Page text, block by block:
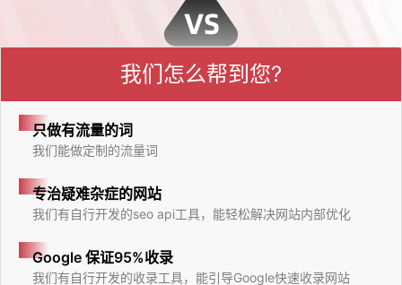
我们怎么帮到您?
只做有流量的词
我们能做定制的流量词
专治疑难杂症的网站
我们有自行开发的seo api工具，能轻松解决网站内部优化
Google 保证95%收录
我们有自行开发的收录工具，能引导Google快速收录网站